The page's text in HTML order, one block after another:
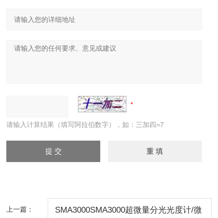
请输入计算结果（填写阿拉伯数字），如：三加四=7
上一篇： SMA3000SMA3000超微量分光光度计/微